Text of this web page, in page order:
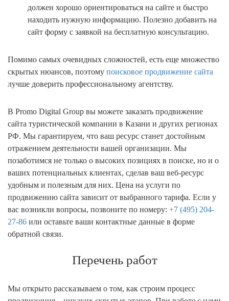
должен хорошо ориентироваться на сайте и быстро
находить нужную информацию. Полезно добавить на
сайт форму с заявкой на бесплатную консультацию.
Помимо самых очевидных сложностей, есть еще множество
скрытых нюансов, поэтому поисковое продвижение сайта
лучше доверить профессиональному агентству.
В Promo Digital Group вы можете заказать продвижение
сайта туристической компании в Казани и других регионах
РФ. Мы гарантируем, что ваш ресурс станет достойным
отражением деятельности вашей организации. Мы
позаботимся не только о высоких позициях в поиске, но и о
ваших потенциальных клиентах, сделав ваш веб-ресурс
удобным и полезным для них. Цена на услуги по
продвижению сайта зависит от выбранного тарифа. Если у
вас возникли вопросы, позвоните по номеру: +7 (495) 204-
27-86 или оставьте ваши контактные данные в форме
обратной связи.
Перечень работ
Мы открыто рассказываем о том, как строим процесс